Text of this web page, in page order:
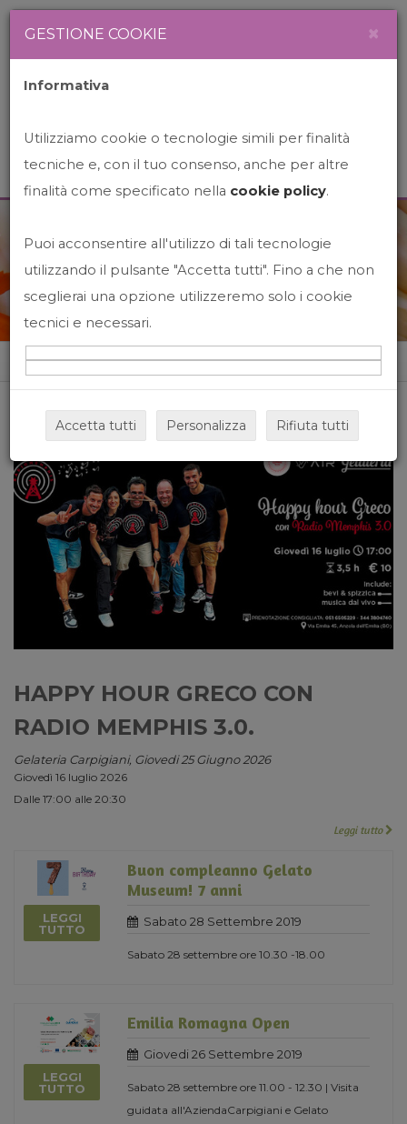
News&Events
Home News&events
HAPPY HOUR GRECO CON
RADIO MEMPHIS 3.0.
Gelateria Carpigiani, Giovedi 25 Giugno 2026
Giovedì 16 luglio 2026
Dalle 17:00 alle 20:30
Leggi tutto
LEGGI
TUTTO
Buon compleanno Gelato
Museum! 7 anni
Sabato 28 Settembre 2019
Sabato 28 settembre ore 10.30 -18.00
LEGGI
TUTTO
Emilia Romagna Open
Giovedi 26 Settembre 2019
Sabato 28 settembre ore 11.00 - 12.30 | Visita
guidata all'AziendaCarpigiani e Gelato
GESTIONE COOKIE ×
Informativa
Utilizziamo cookie o tecnologie simili per finalità
tecniche e, con il tuo consenso, anche per altre
finalità come specificato nella cookie policy.
Puoi acconsentire all'utilizzo di tali tecnologie
utilizzando il pulsante "Accetta tutti". Fino a che non
sceglierai una opzione utilizzeremo solo i cookie
tecnici e necessari.
Accetta tutti Personalizza Rifiuta tutti